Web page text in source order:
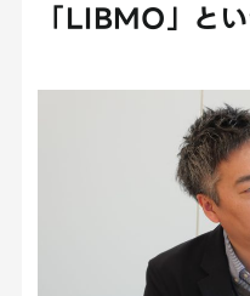
「LIBMO」と